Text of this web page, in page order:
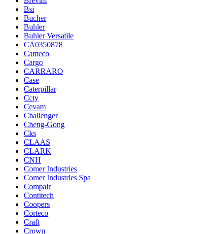
Bsi
Bucher
Buhler
Buhler Versatile
CA0350878
Cameco
Cargo
CARRARO
Case
Caterpillar
Ccty
Cevam
Challenger
Cheng-Gong
Cks
CLAAS
CLARK
CNH
Comer Industries
Comer Industries Spa
Compair
Contitech
Coopers
Corteco
Craft
Crown